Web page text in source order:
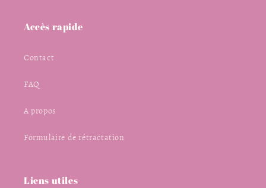
Accès rapide
Contact
FAQ
A propos
Formulaire de rétractation
Liens utiles